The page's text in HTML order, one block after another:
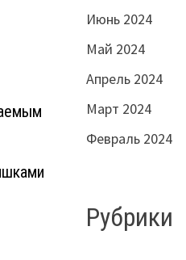
Июнь 2024
Май 2024
Апрель 2024
Март 2024
Февраль 2024
Рубрики